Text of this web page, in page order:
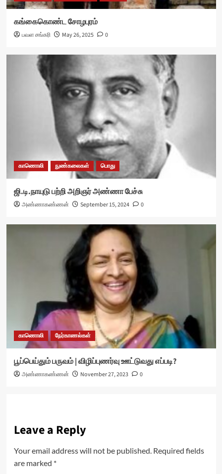
கங்கைகொண்ட சோழபுரம்
பவள சங்கரி May 26, 2025 0
காணொலி நுண்கலைகள் பொது
ஜி.டி.நாயுடு பற்றி அறிஞர் அண்ணா பேச்சு
அண்ணாகண்ணன் September 15, 2024 0
காணொலி நேர்காணல்கள்
பூப்பெய்தும் பருவம் | விழிப்புணர்வு ஊட்டுவது எப்படி?
அண்ணாகண்ணன் November 27, 2023 0
Leave a Reply
Your email address will not be published. Required fields
are marked *